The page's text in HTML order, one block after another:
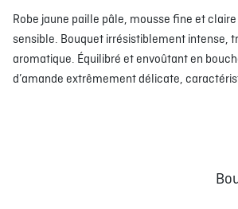
Robe jaune paille pâle, mousse fine et
sensible. Bouquet irrésistiblement intense,
aromatique. Équilibré et envoûtant en
d’amande extrêmement délicate,